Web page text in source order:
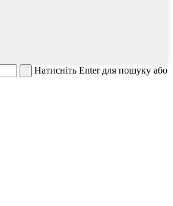
Натисніть Enter для пошуку або